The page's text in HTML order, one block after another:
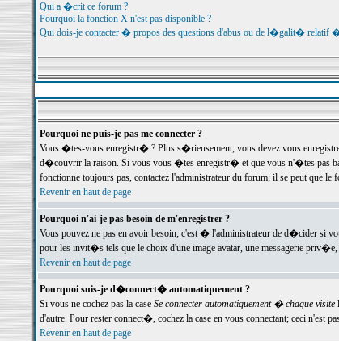
Qui a �crit ce forum ?
Pourquoi la fonction X n'est pas disponible ?
Qui dois-je contacter � propos des questions d'abus ou de l�galit� relatif
Pourquoi ne puis-je pas me connecter ?
Vous �tes-vous enregistr� ? Plus s�rieusement, vous devez vous
d�couvrir la raison. Si vous vous �tes enregistr� et que vous n'�tes pas
fonctionne toujours pas, contactez l'administrateur du forum; il se peut
Revenir en haut de page
Pourquoi n'ai-je pas besoin de m'enregistrer ?
Vous pouvez ne pas en avoir besoin; c'est � l'administrateur de d�cider si
pour les invit�s tels que le choix d'une image avatar, une messagerie
Revenir en haut de page
Pourquoi suis-je d�connect� automatiquement ?
Si vous ne cochez pas la case Se connecter automatiquement � chaque visite
d'autre. Pour rester connect�, cochez la case en vous connectant; ceci
Revenir en haut de page